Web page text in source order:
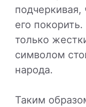
его
только
символом
народа.
Таким